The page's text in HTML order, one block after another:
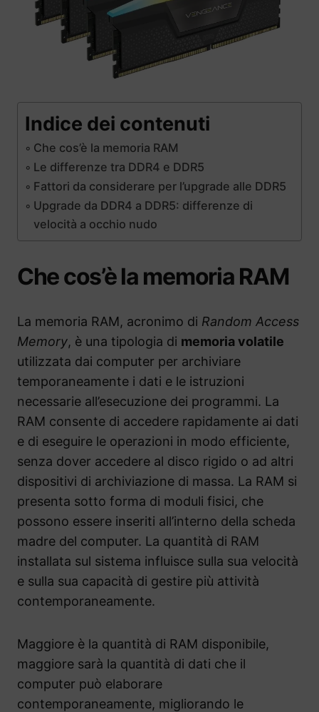
Indice dei contenuti
Che cos’è la memoria RAM
Le differenze tra DDR4 e DDR5
Fattori da considerare per l’upgrade alle DDR5
Upgrade da DDR4 a DDR5: differenze di
velocità a occhio nudo
Che cos’è la memoria RAM
La memoria RAM, acronimo di Random Access
Memory, è una tipologia di memoria volatile
utilizzata dai computer per archiviare
temporaneamente i dati e le istruzioni
necessarie all’esecuzione dei programmi. La
RAM consente di accedere rapidamente ai dati
e di eseguire le operazioni in modo efficiente,
senza dover accedere al disco rigido o ad altri
dispositivi di archiviazione di massa. La RAM si
presenta sotto forma di moduli fisici, che
possono essere inseriti all’interno della scheda
madre del computer. La quantità di RAM
installata sul sistema influisce sulla sua velocità
e sulla sua capacità di gestire più attività
contemporaneamente.
Maggiore è la quantità di RAM disponibile,
maggiore sarà la quantità di dati che il
computer può elaborare
contemporaneamente, migliorando le